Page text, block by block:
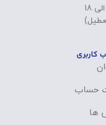
کاربری
حساب
ها